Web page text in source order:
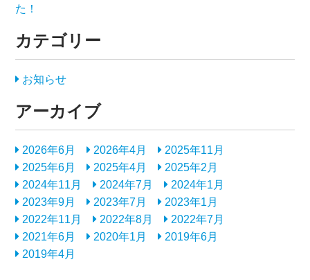
た！
カテゴリー
お知らせ
アーカイブ
2026年6月 2026年4月
2025年11月
2025年6月
2025年4月
2025年2月
2024年11月
2024年7月
2024年1月
2023年9月
2023年7月
2023年1月
2022年11月
2022年8月
2022年7月
2021年6月
2020年1月
2019年6月
2019年4月